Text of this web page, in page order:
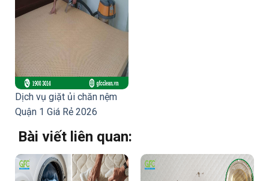
Dịch vụ giặt ủi chăn nệm
Quận 1 Giá Rẻ 2026
Bài viết liên quan: